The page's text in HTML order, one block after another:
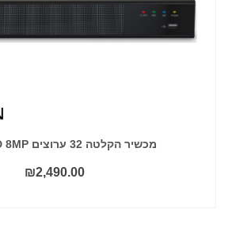
מכשיר הקלטה 32 ערוצים DVR AHD 8MP
₪2,490.00